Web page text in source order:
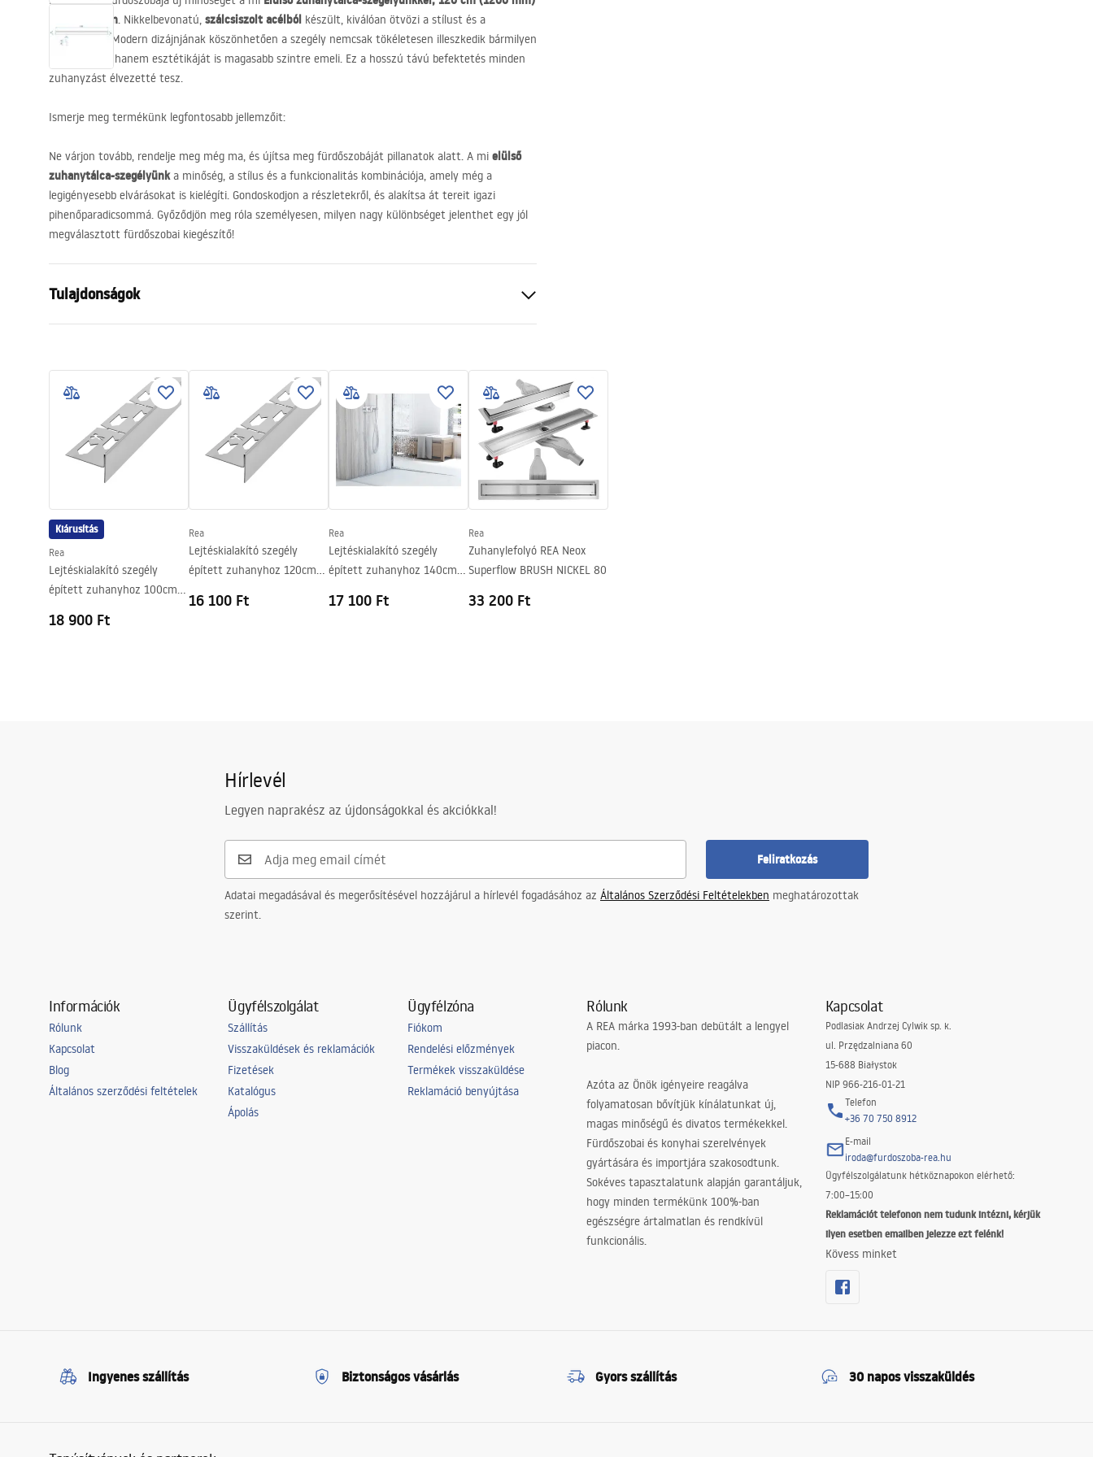
hosszúságban. Nikkelbevonatú, szálcsiszolt acélból készült, kiválóan ötvözi a stílust és a
tartósságot. Modern dizájnjának köszönhetően a szegély nemcsak tökéletesen illeszkedik bármilyen
belső térhez, hanem esztétikáját is magasabb szintre emeli. Ez a hosszú távú befektetés minden
zuhanyzást élvezetté tesz.
Ismerje meg termékünk legfontosabb jellemzőit:
Ne várjon tovább, rendelje meg még ma, és újítsa meg fürdőszobáját pillanatok alatt. A mi elülső
zuhanytálca-szegélyünka minőség, a stílus és a funkcionalitás kombinációja, amely még a
legigényesebb elvárásokat is kielégíti. Gondoskodjon a részletekről, és alakítsa át tereit igazi
pihenőparadicsommá. Győződjön meg róla személyesen, milyen nagy különbséget jelenthet egy jól
megválasztott fürdőszobai kiegészítő!
Tulajdonságok
Anyag
Rozsdamentes acél
Hosszúság
1200
mm
Magasság
mm
Szélesség
mm
Vágható
24 Hónap
Kiárusítás
Rea
Lejtéskialakító szegély
épített zuhanyhoz 100cm
18 900 Ft
Rea
Lejtéskialakító szegély
épített zuhanyhoz 120cm
16 100 Ft
Rea
Lejtéskialakító szegély
épített zuhanyhoz 140cm
17 100 Ft
Rea
Zuhanylefolyó REA Neox
Superflow BRUSH NICKEL 80
33 200 Ft
Hírlevél
Legyen naprakész az újdonságokkal és akciókkal!
Feliratkozás
Adatai megadásával és megerősítésével hozzájárul a hírlevél fogadásához az Általános Szerződési Feltételekben meghatározottak
szerint.
Információk
Rólunk
Kapcsolat
Blog
Általános szerződési feltételek
Ügyfélszolgálat
Szállítás
Visszaküldések és reklamációk
Fizetések
Katalógus
Ápolás
Ügyfélzóna
Fiókom
Rendelési előzmények
Termékek visszaküldése
Reklamáció benyújtása
Rólunk
A REA márka 1993-ban debütált a lengyel
piacon.
Azóta az Önök igényeire reagálva
folyamatosan bővítjük kínálatunkat új,
magas minőségű és divatos termékekkel.
Fürdőszobai és konyhai szerelvények
gyártására és importjára szakosodtunk.
Sokéves tapasztalatunk alapján garantáljuk,
hogy minden termékünk 100%-ban
egészségre ártalmatlan és rendkívül
funkcionális.
Kapcsolat
Podlasiak Andrzej Cylwik sp. k.
ul. Przędzalniana 60
15-688 Białystok
NIP 966-216-01-21
Telefon
+36 70 750 8912
E-mail
iroda@furdoszoba-rea.hu
Ügyfélszolgálatunk hétköznapokon elérhető:
7:00–15:00
Reklamációt telefonon nem tudunk intézni, kérjük
ilyen esetben emailben jelezze ezt felénk!
Kövess minket
Ingyenes szállítás Biztonságos vásárlás Gyors szállítás 30 napos visszaküldés